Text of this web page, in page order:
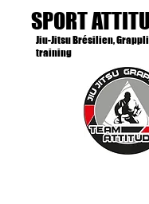
SPORT
Jiu-Jitsu Brésilien,
training